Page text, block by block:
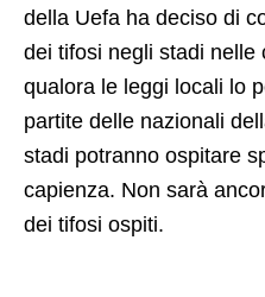
della Uefa ha deciso di
dei tifosi negli stadi nelle
qualora le leggi locali lo
partite delle nazionali
stadi potranno ospitare
capienza. Non sarà
dei tifosi ospiti.